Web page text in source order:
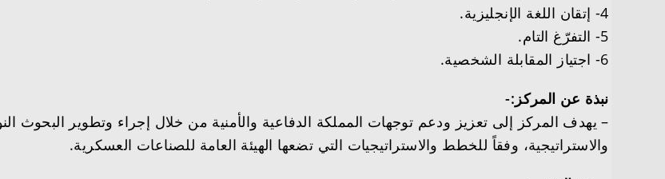
4- إتقان اللغة الإنجليزية.
5- التفرّغ التام.
6- اجتياز المقابلة الشخصية.
نبذة عن المركز:-
– يهدف المركز إلى تعزيز ودعم توجهات المملكة الدفاعية والأمنية من خلال إجراء وتطوير البحوث
والاستراتيجية، وفقاً للخطط والاستراتيجيات التي تضعها الهيئة العامة للصناعات العسكرية.